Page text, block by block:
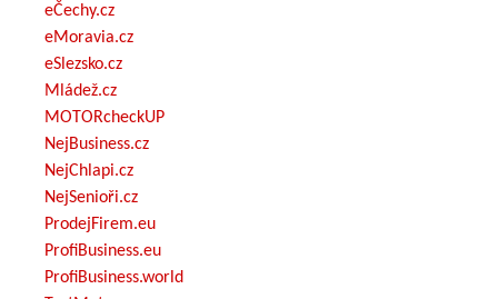
eČechy.cz
eMoravia.cz
eSlezsko.cz
Mládež.cz
MOTORcheckUP
NejBusiness.cz
NejChlapi.cz
NejSenioři.cz
ProdejFirem.eu
ProfiBusiness.eu
ProfiBusiness.world